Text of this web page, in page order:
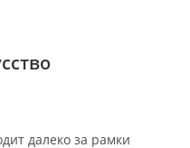
далеко за рамки